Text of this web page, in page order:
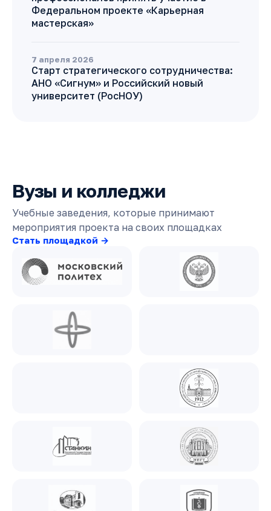
Федеральном проекте «Карьерная
мастерская»
7 апреля 2026
Старт стратегического сотрудничества:
АНО «Сигнум» и Российский новый
университет (РосНОУ)
Вузы и колледжи
Учебные заведения, которые принимают
мероприятия проекта на своих площадках
Стать площадкой →